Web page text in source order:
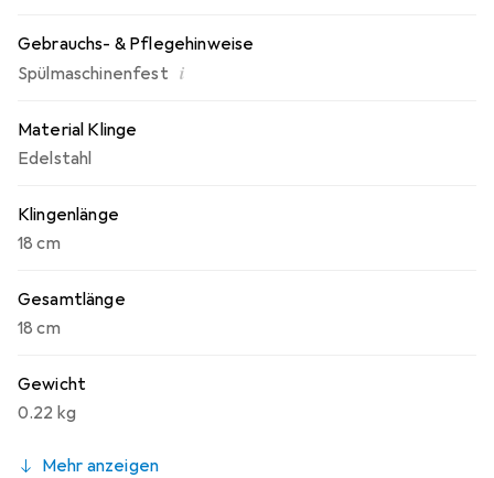
Gebrauchs- & Pflegehinweise
Spülmaschinenfest i
Material Klinge
Edelstahl
Klingenlänge
18 cm
Gesamtlänge
18 cm
Gewicht
0.22 kg
Mehr anzeigen